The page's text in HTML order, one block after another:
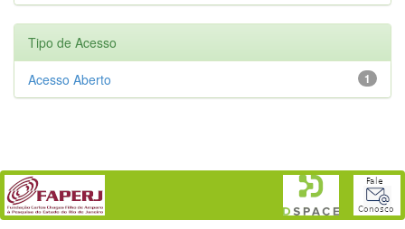
Tipo de Acesso
1
Acesso Aberto